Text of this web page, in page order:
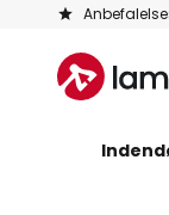
Skip
Content